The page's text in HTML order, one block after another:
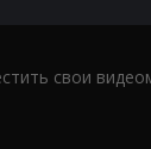
свои